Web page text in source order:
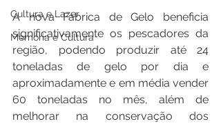
Cultura e Lazer
Memória e Cultura
A nova Fábrica de Gelo beneficia
significativamente os pescadores da
região, podendo produzir até 24
toneladas de gelo por dia e
aproximadamente e em média vender
60 toneladas no mês, além de
melhorar na conservação dos